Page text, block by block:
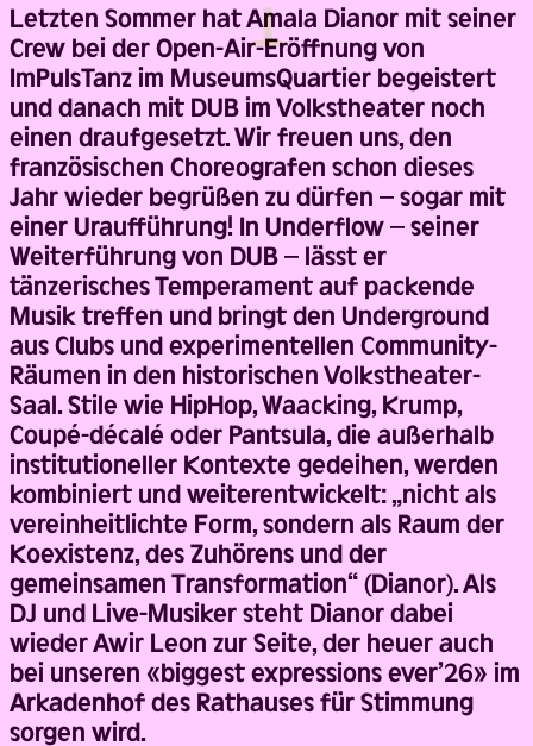
Letzten Sommer hat Amala Dianor mit seiner
Crew bei der Open-Air-Eröffnung von
ImPulsTanz im MuseumsQuartier begeistert
und danach mit DUB im Volkstheater noch
einen draufgesetzt. Wir freuen uns, den
französischen Choreografen schon dieses
Jahr wieder begrüßen zu dürfen – sogar mit
einer Uraufführung! In Underflow – seiner
Weiterführung von DUB – lässt er
tänzerisches Temperament auf packende
Musik treffen und bringt den Underground
aus Clubs und experimentellen Community-
Räumen in den historischen Volkstheater-
Saal. Stile wie HipHop, Waacking, Krump,
Coupé-décalé oder Pantsula, die außerhalb
institutioneller Kontexte gedeihen, werden
kombiniert und weiterentwickelt: „nicht als
vereinheitlichte Form, sondern als Raum der
Koexistenz, des Zuhörens und der
gemeinsamen Transformation“ (Dianor). Als
DJ und Live-Musiker steht Dianor dabei
wieder Awir Leon zur Seite, der heuer auch
bei unseren «biggest expressions ever’26» im
Arkadenhof des Rathauses für Stimmung
sorgen wird.